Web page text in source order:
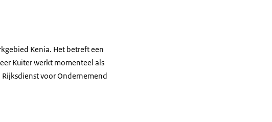
Kenia. Het betreft een
Kuiter werkt momenteel als
voor Ondernemend